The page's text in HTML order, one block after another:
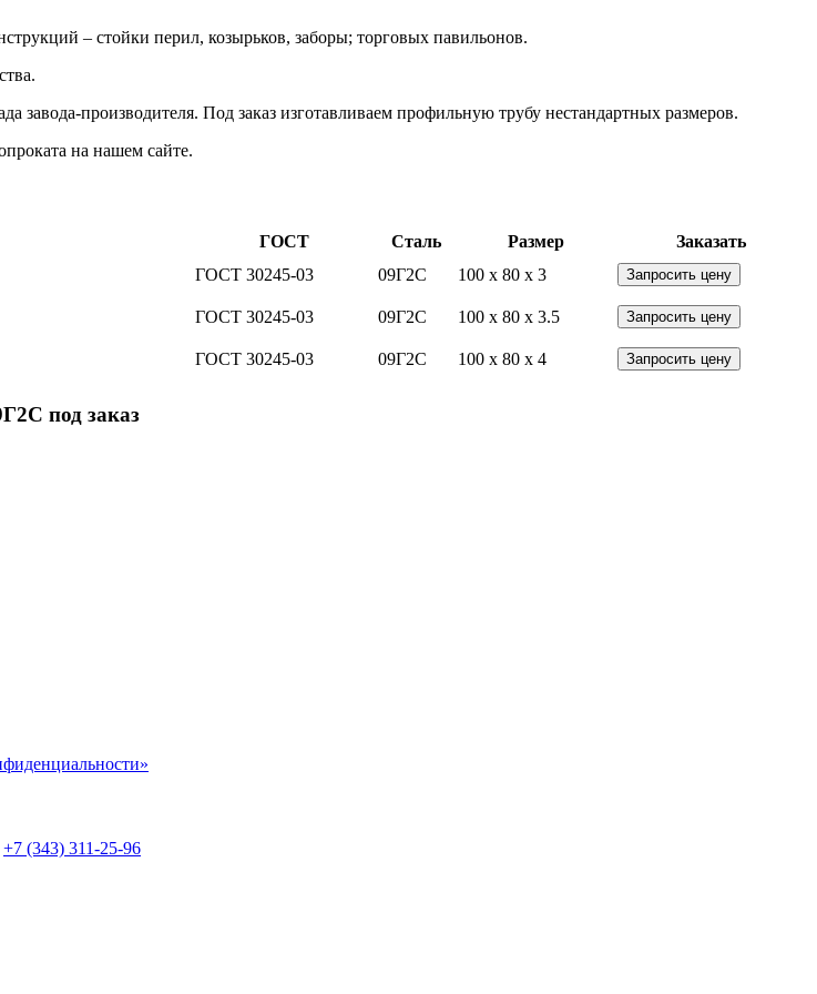
– стойки перил, козырьков, заборы; торговых павильонов.
производителя. Под заказ изготавливаем профильную трубу нестандартных размеров.
на нашем сайте.
ГОСТ Сталь Размер
Заказать
ГОСТ 30245-03 09Г2С 100 x 80 x 3 Запросить цену
ГОСТ 30245-03 09Г2С 100 x 80 x 3.5 Запросить цену
ГОСТ 30245-03 09Г2С 100 x 80 x 4 Запросить цену
под заказ
+7 (343) 311-25-96